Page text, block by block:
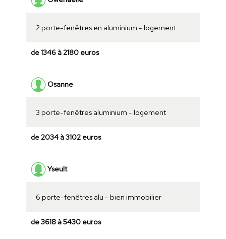
2 porte-fenêtres en aluminium - logement
de 1346 à 2180 euros
Osanne
3 porte-fenêtres aluminium - logement
de 2034 à 3102 euros
Yseult
6 porte-fenêtres alu - bien immobilier
de 3618 à 5430 euros